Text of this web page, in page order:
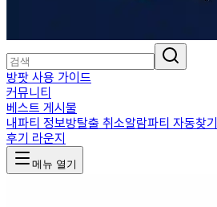
방팟 사용 가이드
커뮤니티
베스트 게시물
내파티 정보방탈출 취소알람파티 자동찾기
후기 라운지
메뉴 열기